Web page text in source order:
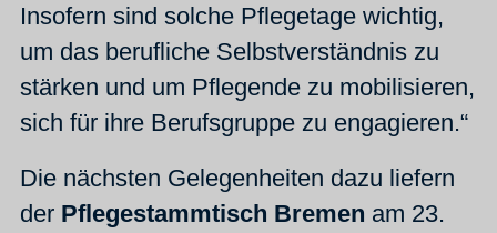
Insofern sind solche Pflegetage wichtig,
um das berufliche Selbstverständnis zu
stärken und um Pflegende zu mobilisieren,
sich für ihre Berufsgruppe zu engagieren.“
Die nächsten Gelegenheiten dazu liefern
der Pflegestammtisch Bremen am 23.